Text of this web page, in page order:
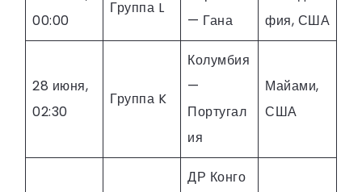
00:00
Группа L
— Гана
фия, США
28 июня,
02:30
Группа K
Колумбия
—
Португал
ия
Майами,
США
ДР Конго